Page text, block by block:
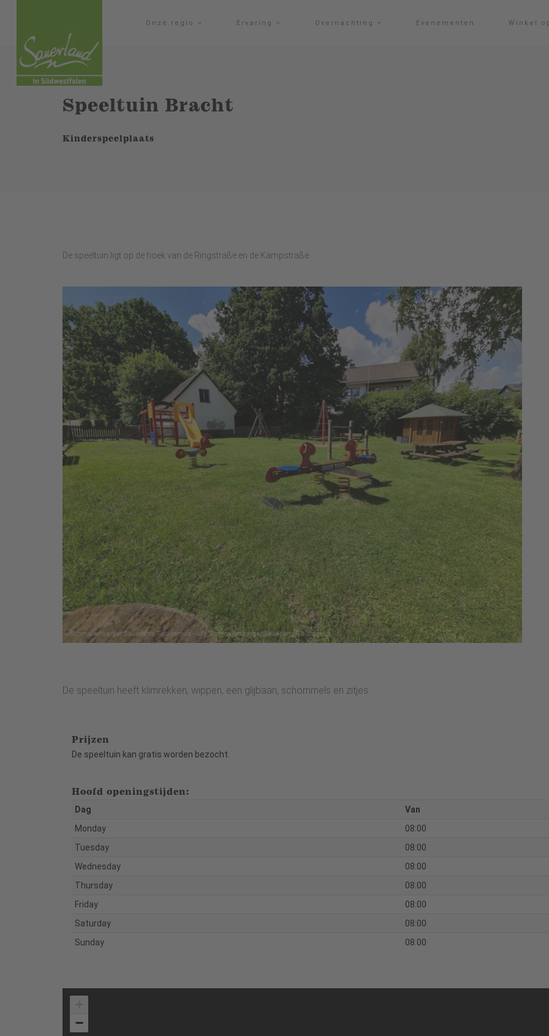
Onze regio Ervaring Overnachting Evenementen Winkel
Speeltuin Bracht
Kinderspeelplaats
De speeltuin ligt op de hoek van de Ringstraße en de Kampstraße.
De speeltuin heeft klimrekken, wippen, een glijbaan, schommels en zitjes.
Prijzen
De speeltuin kan gratis worden bezocht.
Hoofd openingstijden:
Dag
Van
Monday
08:00
Tuesday
08:00
Wednesday
08:00
Thursday
08:00
Friday
08:00
Saturday
08:00
Sunday
08:00
−